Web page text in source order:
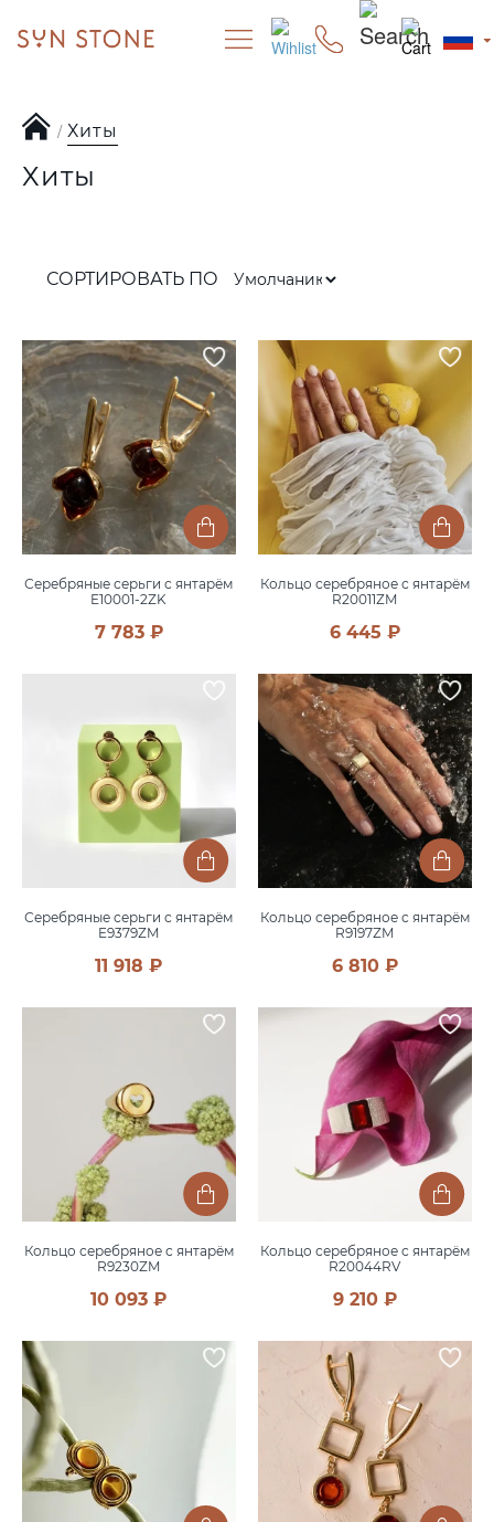
Хиты
Хиты
СОРТИРОВАТЬ ПО
Серебряные серьги с янтарём
E10001-2ZK
7 783 ₽
Кольцо серебряное с янтарём
R20011ZM
6 445 ₽
Серебряные серьги с янтарём
E9379ZM
11 918 ₽
Кольцо серебряное с янтарём
R9197ZM
6 810 ₽
Кольцо серебряное с янтарём
R9230ZM
10 093 ₽
Кольцо серебряное с янтарём
R20044RV
9 210 ₽